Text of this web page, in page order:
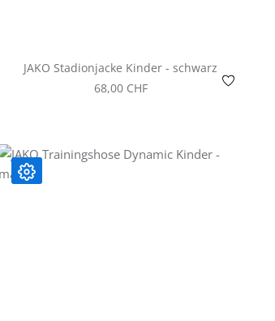
JAKO Stadionjacke Kinder - schwarz
Regulärer Preis:
68,00 CHF